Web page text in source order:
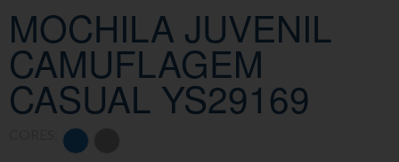
MOCHILA JUVENIL
CAMUFLAGEM
CASUAL YS29169